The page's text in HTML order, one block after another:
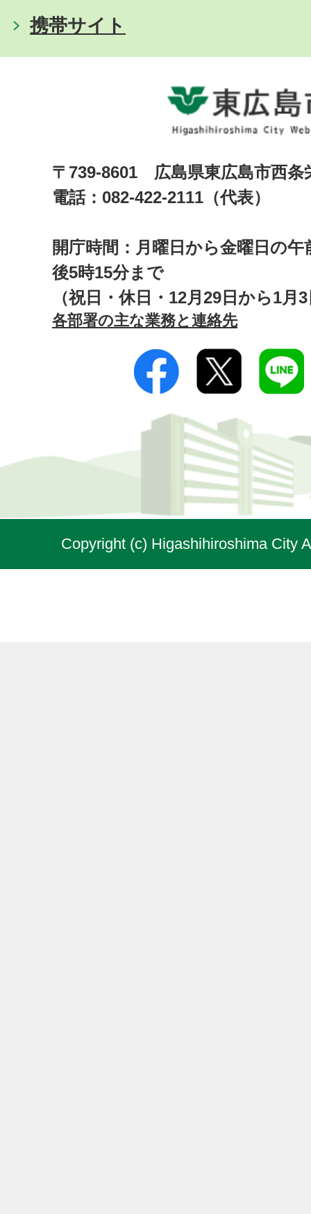
携帯サイト
〒739-8601 広島県東広島市西
電話：082-422-2111（代表）
開庁時間：月曜日から金曜日の午
後5時15分まで
（祝日・休日・12月29日から1月
各部署の主な業務と連絡先
Copyright (c) Higashihiroshima City